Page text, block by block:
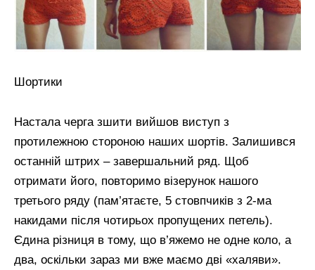
Шортики
Настала черга зшити вийшов виступ з
протилежною стороною наших шортів. Залишився
останній штрих – завершальний ряд. Щоб
отримати його, повторимо візерунок нашого
третього ряду (пам’ятаєте, 5 стовпчиків з 2-ма
накидами після чотирьох пропущених петель).
Єдина різниця в тому, що в’яжемо не одне коло, а
два, оскільки зараз ми вже маємо дві «халяви».